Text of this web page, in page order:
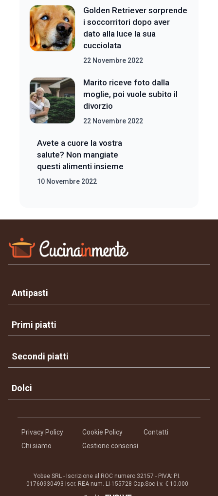
Golden Retriever sorprende
i soccorritori dopo aver
dato alla luce la sua
cucciolata
22 Novembre 2022
Marito riceve foto dalla
moglie, poi vuole subito il
divorzio
22 Novembre 2022
Avete a cuore la vostra
salute? Non mangiate
questi alimenti insieme
10 Novembre 2022
Antipasti
Primi piatti
Secondi piatti
Dolci
Privacy Policy Cookie Policy
Contatti
Chi siamo
Gestione consensi
Yobee SRL - Iscrizione al ROC numero 32157 - PIVA: P.I.
01760930493 Iscr. REA num. LI-155728 Cap.Soc i.v. € 10.000
®